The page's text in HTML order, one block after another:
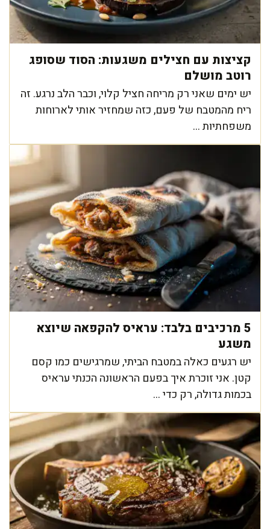
קציצות עם חצילים משגעות: הסוד שסופג
רוטב מושלם
יש ימים שאני רק מריחה חציל קלוי, וכבר הלב נרגע. זה
ריח מהמטבח של פעם, כזה שמחזיר אותי לארוחות
משפחתיות ...
5 מרכיבים בלבד: עראיס להקפאה שיוצא
משגע
יש רגעים כאלה במטבח הביתי, שמרגישים כמו קסם
קטן. אני זוכרת איך בפעם הראשונה הכנתי עראיס
בכמות גדולה, רק כדי ...